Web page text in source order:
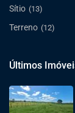
Sítio (13)
Terreno (12)
Últimos